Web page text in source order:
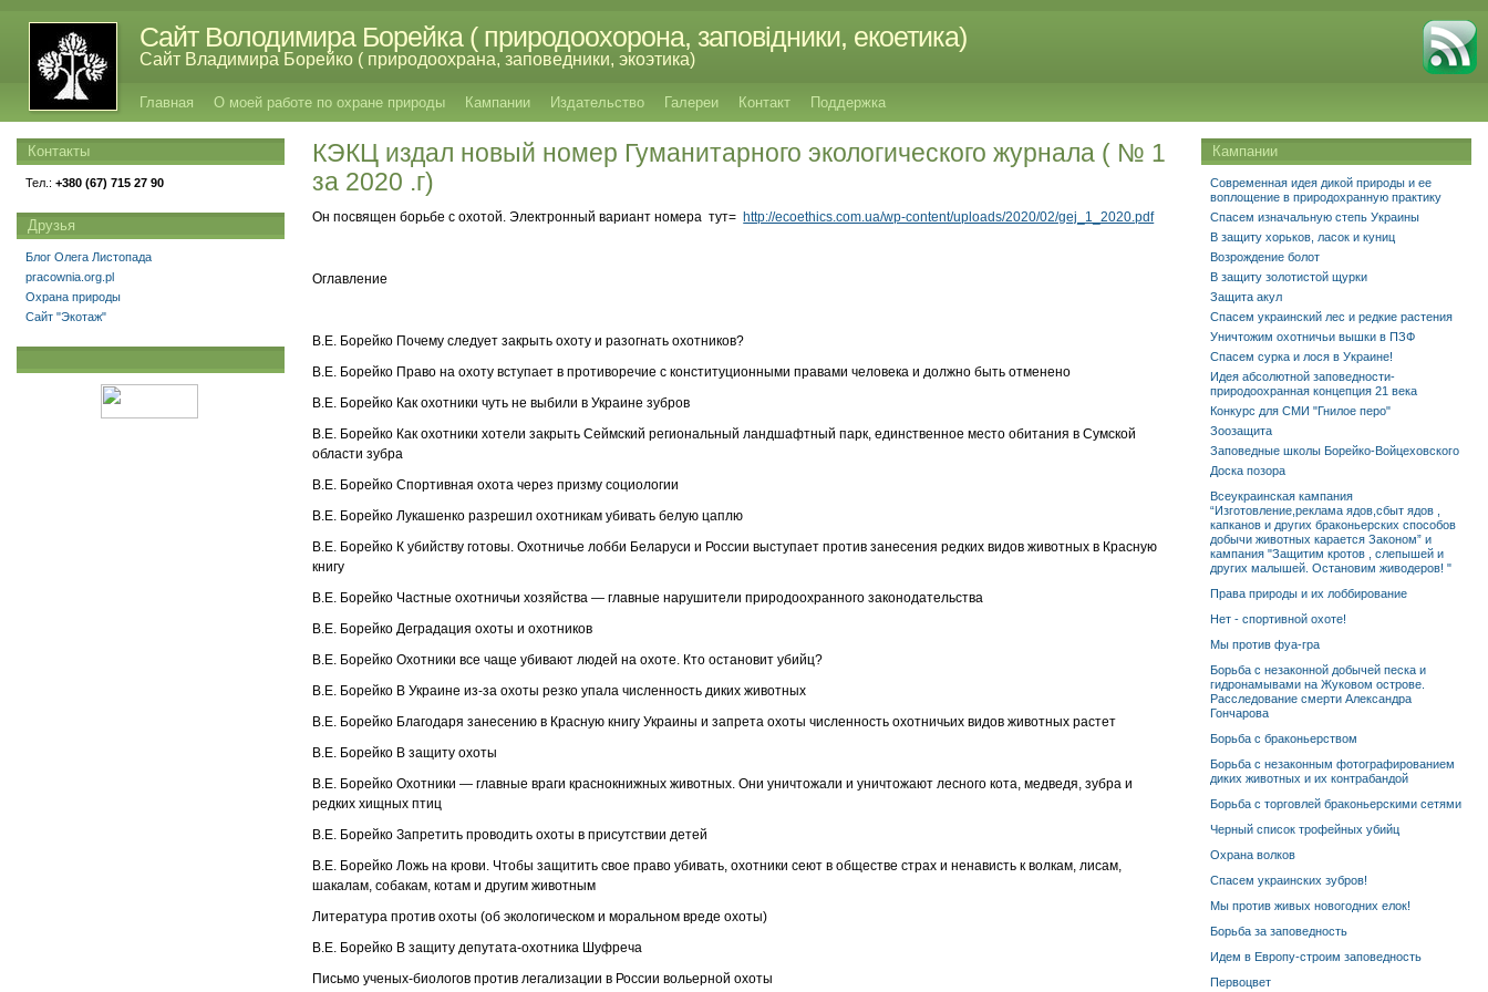
Сайт Володимира Борейка ( природоохорона, заповідники, екоетика)
Сайт Владимира Борейко ( природоохрана, заповедники, экоэтика)
Главная О моей работе по охране природы Кампании Издательство Галереи Контакт Поддержка
КЭКЦ издал новый номер Гуманитарного экологического журнала ( № 1
за 2020 .г)
Он посвящен борьбе с охотой. Электронный вариант номера тут= http://ecoethics.com.ua/wp-content/uploads/2020/02/gej_1_2020.pdf
Оглавление
В.Е. Борейко Почему следует закрыть охоту и разогнать охотников?
В.Е. Борейко Право на охоту вступает в противоречие с конституционными правами человека и должно быть отменено
В.Е. Борейко Как охотники чуть не выбили в Украине зубров
В.Е. Борейко Как охотники хотели закрыть Сеймский региональный ландшафтный парк, единственное место обитания в Сумской
области зубра
В.Е. Борейко Спортивная охота через призму социологии
В.Е. Борейко Лукашенко разрешил охотникам убивать белую цаплю
В.Е. Борейко К убийству готовы. Охотничье лобби Беларуси и России выступает против занесения редких видов животных в Красную
книгу
В.Е. Борейко Частные охотничьи хозяйства — главные нарушители природоохранного законодательства
В.Е. Борейко Деградация охоты и охотников
В.Е. Борейко Охотники все чаще убивают людей на охоте. Кто остановит убийц?
В.Е. Борейко В Украине из-за охоты резко упала численность диких животных
В.Е. Борейко Благодаря занесению в Красную книгу Украины и запрета охоты численность охотничьих видов животных растет
В.Е. Борейко В защиту охоты
В.Е. Борейко Охотники — главные враги краснокнижных животных. Они уничтожали и уничтожают лесного кота, медведя, зубра и
редких хищных птиц
В.Е. Борейко Запретить проводить охоты в присутствии детей
В.Е. Борейко Ложь на крови. Чтобы защитить свое право убивать, охотники сеют в обществе страх и ненависть к волкам, лисам,
шакалам, собакам, котам и другим животным
Литература против охоты (об экологическом и моральном вреде охоты)
В.Е. Борейко В защиту депутата-охотника Шуфреча
Письмо ученых-биологов против легализации в России вольерной охоты
Кампании
Современная идея дикой природы и ее
воплощение в природохранную практику
Спасем изначальную степь Украины
В защиту хорьков, ласок и куниц
Возрождение болот
В защиту золотистой щурки
Защита акул
Спасем украинский лес и редкие растения
Уничтожим охотничьи вышки в ПЗФ
Спасем сурка и лося в Украине!
Идея абсолютной заповедности-
природоохранная концепция 21 века
Конкурс для СМИ "Гнилое перо"
Зоозащита
Заповедные школы Борейко-Войцеховского
Доска позора
Всеукраинская кампания
“Изготовление,реклама ядов,сбыт ядов ,
капканов и других браконьерских способов
добычи животных карается Законом” и
кампания "Защитим кротов , слепышей и
других малышей. Остановим живодеров! "
Права природы и их лоббирование
Нет - спортивной охоте!
Мы против фуа-гра
Борьба с незаконной добычей песка и
гидронамывами на Жуковом острове.
Расследование смерти Александра
Гончарова
Борьба с браконьерством
Борьба с незаконным фотографированием
диких животных и их контрабандой
Борьба с торговлей браконьерскими сетями
Черный список трофейных убийц
Охрана волков
Спасем украинских зубров!
Мы против живых новогодних елок!
Борьба за заповедность
Идем в Европу-строим заповедность
Первоцвет
Контакты
Тел.: +380 (67) 715 27 90
Друзья
Блог Олега Листопада
pracownia.org.pl
Охрана природы
Сайт "Экотаж"